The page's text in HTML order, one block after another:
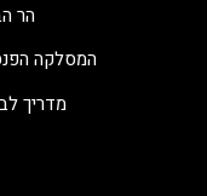
הר
המסלקה
מדריך